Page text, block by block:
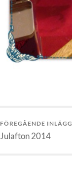
FÖREGÅENDE INLÄGG
Julafton 2014